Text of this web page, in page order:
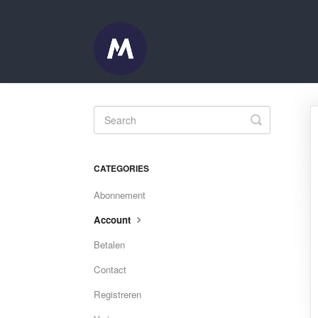
Toggle
Search
CATEGORIES
Abonnement
Account
Betalen
Contact
Registreren